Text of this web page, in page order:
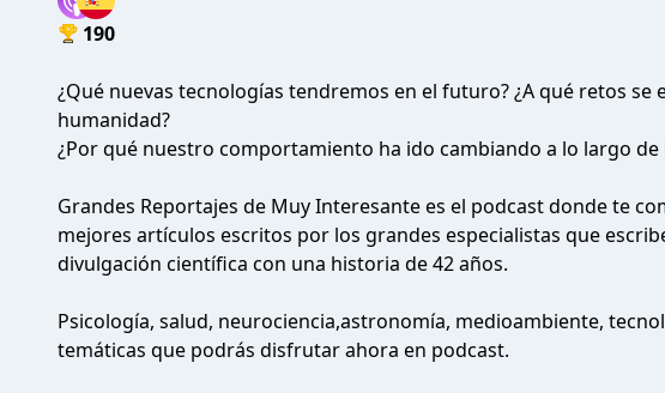
190
¿Qué nuevas tecnologías tendremos en el futuro? ¿A qué retos se
humanidad?
¿Por qué nuestro comportamiento ha ido cambiando a lo largo de
Grandes Reportajes de Muy Interesante es el podcast donde te
mejores artículos escritos por los grandes especialistas que
divulgación científica con una historia de 42 años.
Psicología, salud, neurociencia,astronomía, medioambiente,
temáticas que podrás disfrutar ahora en podcast.